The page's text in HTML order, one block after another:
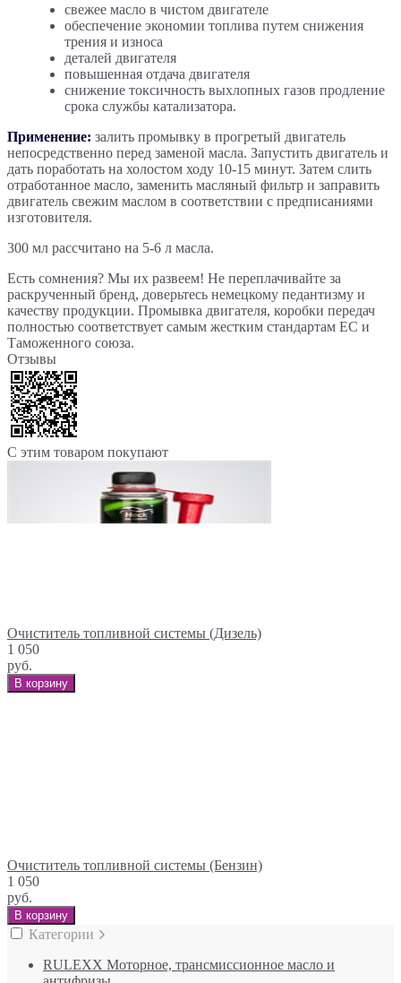
свежее масло в чистом двигателе
обеспечение экономии топлива путем снижения
трения и износа
деталей двигателя
повышенная отдача двигателя
снижение токсичность выхлопных газов продление
срока службы катализатора.
Применение: залить промывку в прогретый двигатель
непосредственно перед заменой масла. Запустить двигатель и
дать поработать на холостом ходу 10-15 минут. Затем слить
отработанное масло, заменить масляный фильтр и заправить
двигатель свежим маслом в соответствии с предписаниями
изготовителя.
300 мл рассчитано на 5-6 л масла.
Есть сомнения? Мы их развеем! Не переплачивайте за
раскрученный бренд, доверьтесь немецкому педантизму и
качеству продукции. Промывка двигателя, коробки передач
полностью соответствует самым жестким стандартам ЕС и
Таможенного союза.
Отзывы
С этим товаром покупают
Очиститель топливной системы (Дизель)
1 050
руб.
В корзину
Очиститель топливной системы (Бензин)
1 050
руб.
В корзину
Категории
RULEXX Моторное, трансмиссионное масло и